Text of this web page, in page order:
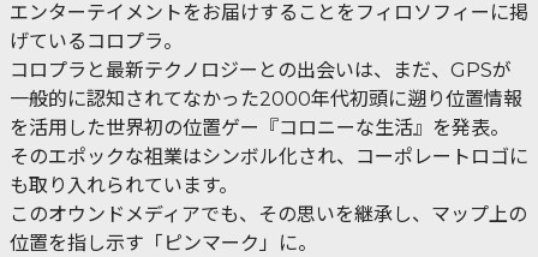
エンターテイメントをお届けすることをフィロソフィーに掲
げているコロプラ。
コロプラと最新テクノロジーとの出会いは、まだ、GPSが
一般的に認知されてなかった2000年代初頭に遡り位置情報
を活用した世界初の位置ゲー『コロニーな生活』を発表。
そのエポックな祖業はシンボル化され、コーポレートロゴに
も取り入れられています。
このオウンドメディアでも、その思いを継承し、マップ上の
位置を指し示す「ピンマーク」に。